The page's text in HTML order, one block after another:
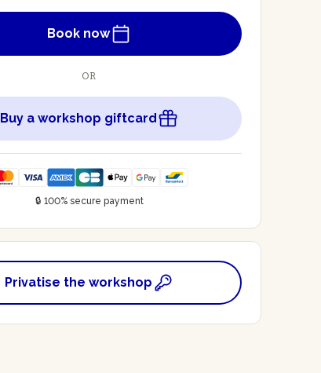
Book now
OR
Buy a workshop giftcard
🔒 100% secure payment
Privatise the workshop